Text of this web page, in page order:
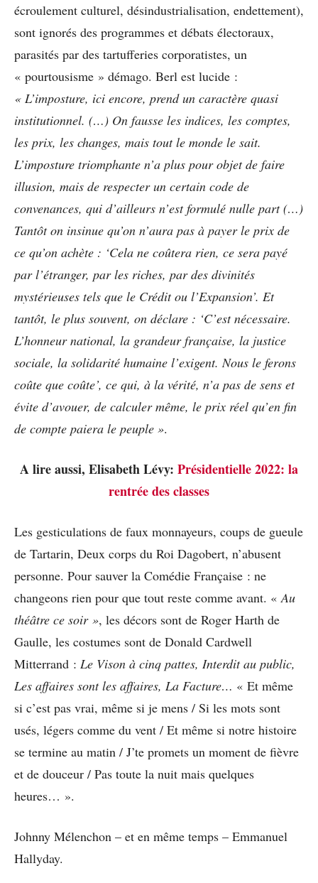
écroulement culturel, désindustrialisation, endettement),
sont ignorés des programmes et débats électoraux,
parasités par des tartufferies corporatistes, un
« pourtousisme » démago. Berl est lucide :
« L’imposture, ici encore, prend un caractère quasi
institutionnel. (…) On fausse les indices, les comptes,
les prix, les changes, mais tout le monde le sait.
L’imposture triomphante n’a plus pour objet de faire
illusion, mais de respecter un certain code de
convenances, qui d’ailleurs n’est formulé nulle part (…)
Tantôt on insinue qu’on n’aura pas à payer le prix de
ce qu’on achète : ‘Cela ne coûtera rien, ce sera payé
par l’étranger, par les riches, par des divinités
mystérieuses tels que le Crédit ou l’Expansion’. Et
tantôt, le plus souvent, on déclare : ‘C’est nécessaire.
L’honneur national, la grandeur française, la justice
sociale, la solidarité humaine l’exigent. Nous le ferons
coûte que coûte’, ce qui, à la vérité, n’a pas de sens et
évite d’avouer, de calculer même, le prix réel qu’en fin
de compte paiera le peuple ».
A lire aussi, Elisabeth Lévy: Présidentielle 2022: la
rentrée des classes
Les gesticulations de faux monnayeurs, coups de gueule
de Tartarin, Deux corps du Roi Dagobert, n’abusent
personne. Pour sauver la Comédie Française : ne
changeons rien pour que tout reste comme avant. « Au
théâtre ce soir », les décors sont de Roger Harth de
Gaulle, les costumes sont de Donald Cardwell
Mitterrand : Le Vison à cinq pattes, Interdit au public,
Les affaires sont les affaires, La Facture… « Et même
si c’est pas vrai, même si je mens / Si les mots sont
usés, légers comme du vent / Et même si notre histoire
se termine au matin / J’te promets un moment de fièvre
et de douceur / Pas toute la nuit mais quelques
heures… ».
Johnny Mélenchon – et en même temps – Emmanuel
Hallyday.